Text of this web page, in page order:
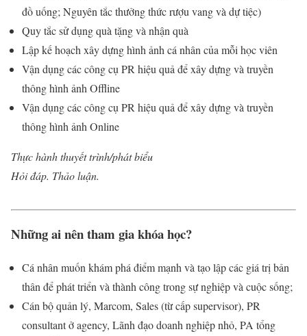
đồ uống; Nguyên tắc thưởng thức rượu vang và dự tiệc)
Quy tắc sử dụng quà tặng và nhận quà
Lập kế hoạch xây dựng hình ảnh cá nhân của mỗi học viên
Vận dụng các công cụ PR hiệu quả để xây dựng và truyền
thông hình ảnh Offline
Vận dụng các công cụ PR hiệu quả để xây dựng và truyền
thông hình ảnh Online
Thực hành thuyết trình/phát biểu
Hỏi đáp. Thảo luận.
Những ai nên tham gia khóa học?
Cá nhân muốn khám phá điểm mạnh và tạo lập các giá trị bản
thân để phát triển và thành công trong sự nghiệp và cuộc sống;
Cán bộ quản lý, Marcom, Sales (từ cấp supervisor), PR
consultant ở agency, Lãnh đạo doanh nghiệp nhỏ, PA tổng